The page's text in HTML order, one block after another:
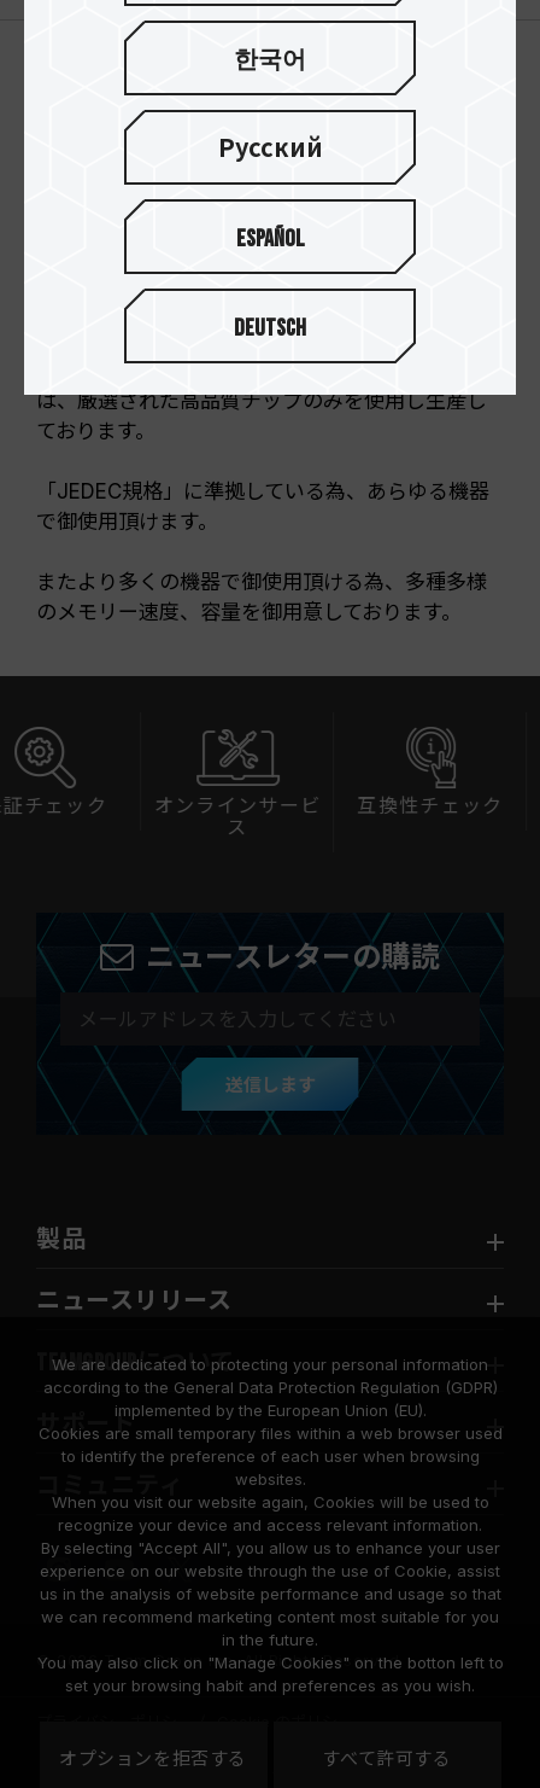
TEAM ELITEシリーズDDR3メモリーモジュール
は、厳選された高品質チップのみを使用し生産し
ております。
「JEDEC規格」に準拠している為、あらゆる機器
で御使用頂けます。
またより多くの機器で御使用頂ける為、多種多様
のメモリー速度、容量を御用意しております。
ク
オンラインサービ
互換性チェック
ソフ
ニュースレターの購読
送信します
製品
ニュースリリース
TEAMGROUPについて
サポート
© 2026 Team Group Inc. All Rights Reserved.
地域
United
한국어
Русский
Español
Deutsch
We are dedicated to protecting your personal information
according to the General Data Protection Regulation (GDPR)
implemented by the European Union (EU).
Cookies are small temporary files within a web browser used
to identify the preference of each user when browsing
websites.
When you visit our website again, Cookies will be used to
recognize your device and access relevant information.
By selecting "Accept All", you allow us to enhance your user
experience on our website through the use of Cookie, assist
us in the analysis of website performance and usage so that
we can recommend marketing content most suitable for you
in the future.
You may also click on "Manage Cookies" on the botton left to
set your browsing habit and preferences as you wish.
オプションを拒否する すべて許可する